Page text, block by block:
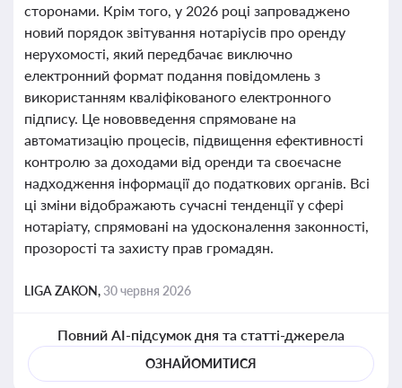
сторонами. Крім того, у 2026 році запроваджено
новий порядок звітування нотаріусів про оренду
нерухомості, який передбачає виключно
електронний формат подання повідомлень з
використанням кваліфікованого електронного
підпису. Це нововведення спрямоване на
автоматизацію процесів, підвищення ефективності
контролю за доходами від оренди та своєчасне
надходження інформації до податкових органів. Всі
ці зміни відображають сучасні тенденції у сфері
нотаріату, спрямовані на удосконалення законності,
прозорості та захисту прав громадян.
LIGA ZAKON,30 червня 2026
Повний AI-підсумок дня та статті-джерела
ОЗНАЙОМИТИСЯ